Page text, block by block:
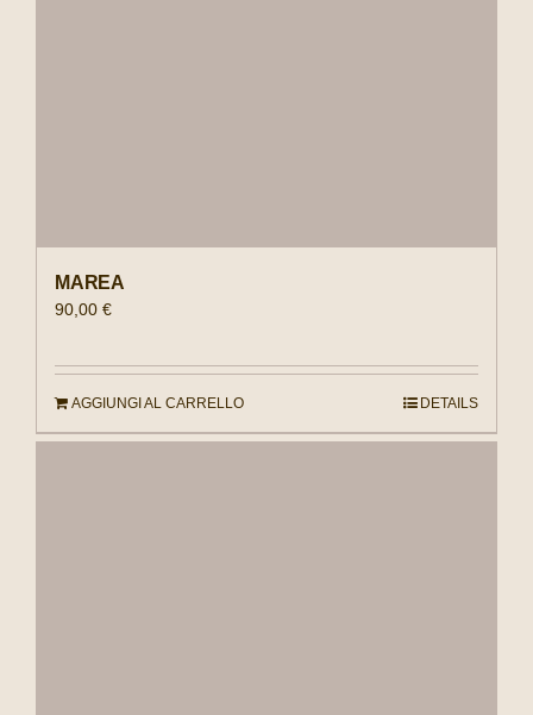
MAREA
90,00 €
AGGIUNGI AL CARRELLO DETAILS